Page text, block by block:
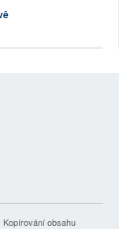
| Kopírování obsahu